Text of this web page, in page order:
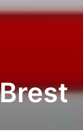
Brest